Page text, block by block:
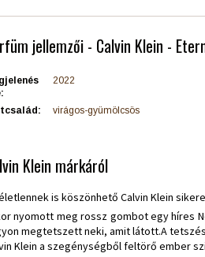
jellemzői - Calvin Klein -
2022
virágos-gyümölcsös
Klein márkáról
is köszönhető Calvin Klein
nyomott meg rossz gombot egy híres
megtetszett neki, amit látott.A
Klein a szegénységből feltörő ember